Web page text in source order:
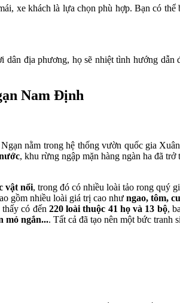
xe khách là lựa chọn phù hợp. Bạn có
địa phương, họ sẽ nhiệt tình hướng
Nam Định
nằm trong hệ thống vườn quốc gia
, khu rừng ngập mặn hàng ngàn ha đã
vật nổi, trong đó có nhiều loài tảo rong quý
gồm nhiều loài giá trị cao như ngao, tôm,
có đến 220 loài thuộc 41 họ và 13 bộ,
mỏ ngắn.... Tất cả đã tạo nên một bức tranh